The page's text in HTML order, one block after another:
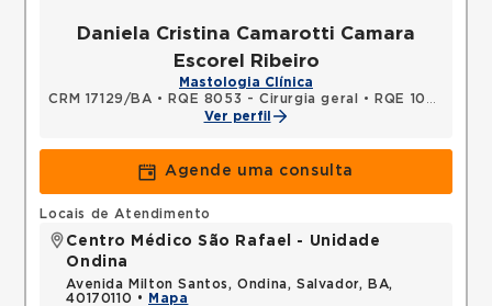
Daniela Cristina Camarotti Camara
Escorel Ribeiro
Mastologia Clínica
CRM 17129/BA • RQE 8053 - Cirurgia geral •
RQE 10375 - Mastologia
Ver perfil
Agende uma consulta
Locais de Atendimento
Centro Médico São Rafael - Unidade
Ondina
Avenida Milton Santos, Ondina, Salvador, BA,
40170110 •
Mapa